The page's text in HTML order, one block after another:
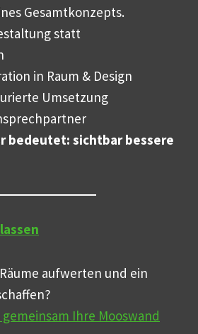
Gesamtkonzepts.
statt
in Raum & Design
Umsetzung
bedeutet: sichtbar bessere
aufwerten und ein
Ihre Mooswand